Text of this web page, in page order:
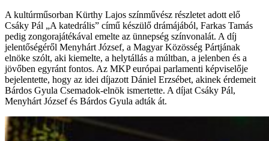
A kultúrműsorban Kürthy Lajos színművész részletet adott elő
Csáky Pál „A katedrális” című készülő drámájából, Farkas Tamás
pedig zongorajátékával emelte az ünnepség színvonalát. A díj
jelentőségéről Menyhárt József, a Magyar Közösség Pártjának
elnöke szólt, aki kiemelte, a helytállás a múltban, a jelenben és a
jövőben egyránt fontos. Az MKP európai parlamenti képviselője
bejelentette, hogy az idei díjazott Dániel Erzsébet, akinek érdemeit
Bárdos Gyula Csemadok-elnök ismertette. A díjat Csáky Pál,
Menyhárt József és Bárdos Gyula adták át.